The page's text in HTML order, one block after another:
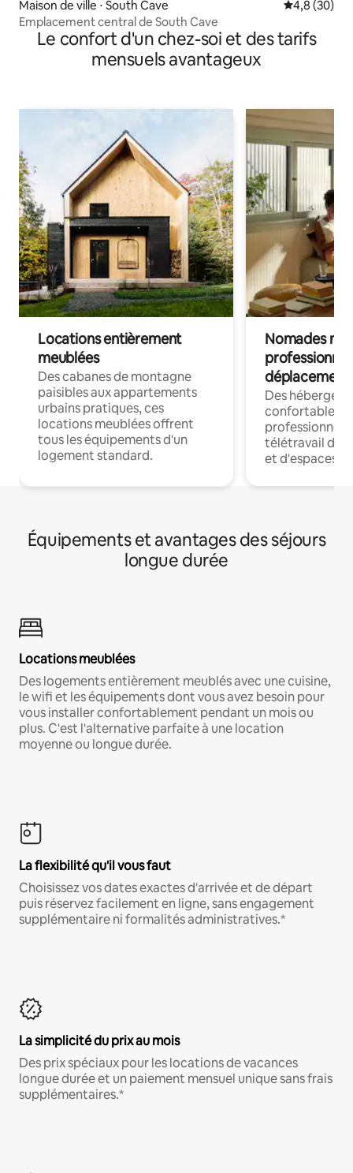
Maison de ville ⋅ South Cave Évaluation
4,8 (30)
Emplacement central de South Cave
Le confort d'un chez-soi et des tarifs
mensuels avantageux
Locations entièrement
meublées
Des cabanes de montagne
paisibles aux appartements
urbains pratiques, ces
locations meublées offrent
tous les équipements d'un
logement standard.
Nomades
déplacement
Des
confortables
professionnels
télétravail
et d'espaces
Équipements et avantages des séjours
longue durée
Locations meublées
Des logements entièrement meublés avec une cuisine,
le wifi et les équipements dont vous avez besoin pour
vous installer confortablement pendant un mois ou
plus. C'est l'alternative parfaite à une location
moyenne ou longue durée.
La flexibilité qu'il vous faut
Choisissez vos dates exactes d'arrivée et de départ
puis réservez facilement en ligne, sans engagement
supplémentaire ni formalités administratives.*
La simplicité du prix au mois
Des prix spéciaux pour les locations de vacances
longue durée et un paiement mensuel unique sans frais
supplémentaires.*